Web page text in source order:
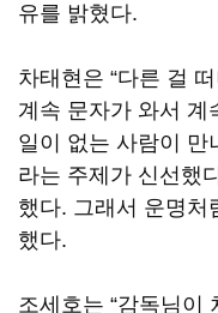
유를 밝혔다.
차태현은 “다른 걸
계속 문자가 와서 계
일이 없는 사람이 만
라는 주제가 신선했
했다. 그래서 운명처
했다.
조세호는 “감독님이